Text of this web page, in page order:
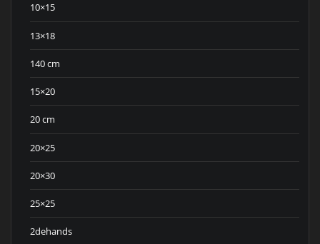
10×15
13×18
140 cm
15×20
20 cm
20×25
20×30
25×25
2dehands